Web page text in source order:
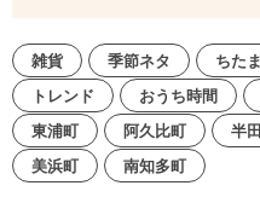
雑貨 季節ネタ ちた
トレンド
おうち時間
東浦町
阿久比町 半
美浜町
南知多町